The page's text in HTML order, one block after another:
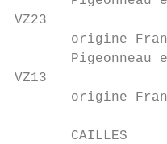
VZ23
origine
Pigeonneau
VZ13
origine
       CAILLES